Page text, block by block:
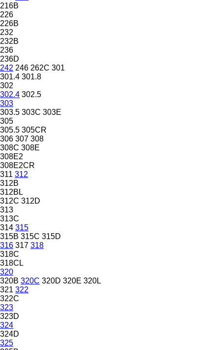
216B
226
226B
232
232B
236
236D
242 246 262C 301
301.4 301.8
302
302.4 302.5
303
303.5 303C 303E
305
305.5 305CR
306 307 308
308C 308E
308E2
308E2CR
311 312
312B
312BL
312C 312D
313
313C
314 315
315B 315C 315D
316 317 318
318C
318CL
320
320B 320C 320D 320E 320L
321 322
322C
323
323D
324
324D
325